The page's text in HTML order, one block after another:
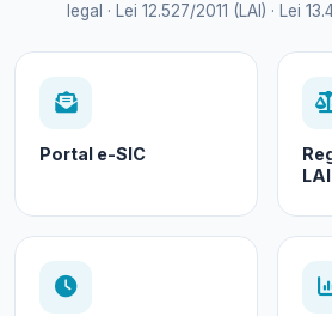
legal · Lei 12.527/2011 (LAI) · Lei
Portal e-SIC
LAI